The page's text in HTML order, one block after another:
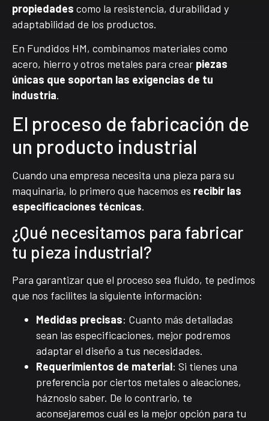
propiedades como la resistencia, durabilidad y
adaptabilidad de los productos.
En Fundidos HM, combinamos materiales como
acero, hierro y otros metales para crear piezas
únicas que soportan las exigencias de tu
industria.
El proceso de fabricación de
un producto industrial
Cuando una empresa necesita una pieza para su
maquinaria, lo primero que hacemos es recibir las
especificaciones técnicas.
¿Qué necesitamos para fabricar
tu pieza industrial?
Para garantizar que el proceso sea fluido, te pedimos
que nos facilites la siguiente información:
Medidas precisas: Cuanto más detalladas
sean las especificaciones, mejor podremos
adaptar el diseño a tus necesidades.
Requerimientos de material: Si tienes una
preferencia por ciertos metales o aleaciones,
háznoslo saber. De lo contrario, te
aconsejaremos cuál es la mejor opción para tu